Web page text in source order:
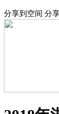
分享到空间 分